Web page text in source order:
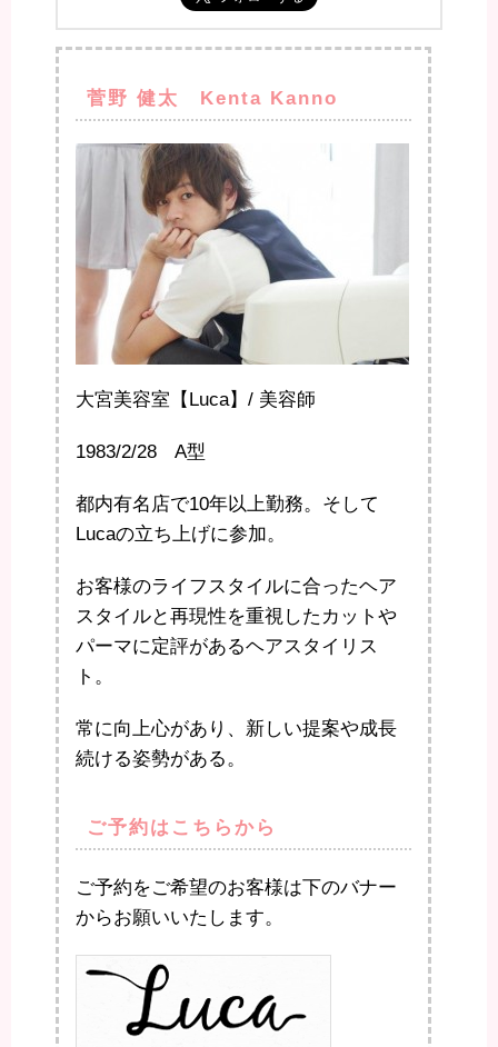
菅野 健太 Kenta Kanno
大宮美容室【Luca】/ 美容師
1983/2/28 A型
都内有名店で10年以上勤務。そして
Lucaの立ち上げに参加。
お客様のライフスタイルに合ったヘア
スタイルと再現性を重視したカットや
パーマに定評があるヘアスタイリス
ト。
常に向上心があり、新しい提案や成長
続ける姿勢がある。
ご予約はこちらから
ご予約をご希望のお客様は下のバナー
からお願いいたします。